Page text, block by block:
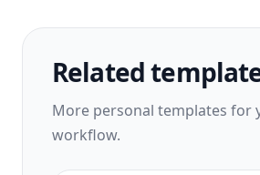
Related
More personal templates for
workflow.